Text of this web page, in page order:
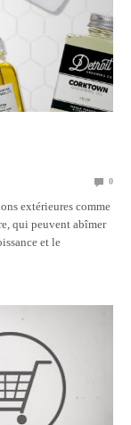
0
extérieures comme
qui peuvent abîmer
et le